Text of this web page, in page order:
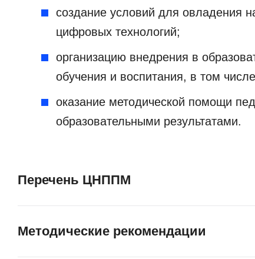
создание условий для овладения
цифровых технологий;
организацию внедрения в
обучения и воспитания, в том
оказание методической помощи
образовательными результатами.
Перечень ЦНППМ
Методические рекомендации